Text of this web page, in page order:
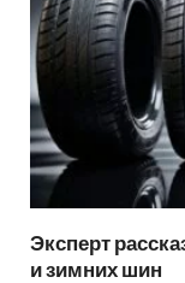
Эксперт
и зимних шин